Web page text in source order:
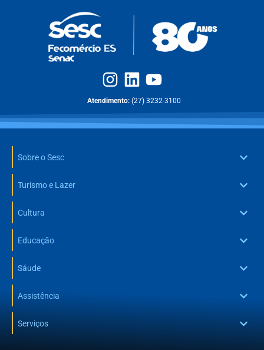
Atendimento: (27) 3232-3100
Sobre o Sesc
Turismo e Lazer
Cultura
Educação
Sáude
Assistência
Serviços